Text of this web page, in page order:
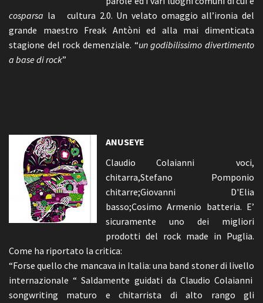
cosparsa la cultura 2.0. Un velato omaggio all’ironia del
grande maestro Freak Antòni ed alla mai dimenticata
stagione del rock demenziale. “un godibilissimo divertimento
a base di rock”
ANUSEYE
Claudio Colaianni voci,
chitarra,Stefano Pomponio
chitarre;Giovanni D'Elia
basso;Cosimo Armenio batteria. E’
sicuramente uno dei migliori
prodotti del rock made in Puglia.
Come ha riportato la critica:
“Forse quello che mancava in Italia: una band stoner di livello
internazionale “ Saldamente guidati da Claudio Colaianni
songwriting maturo e chitarrista di alto rango gli